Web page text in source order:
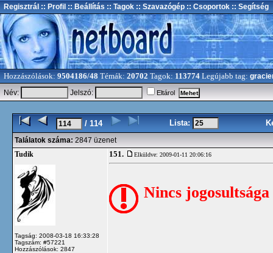
Regisztrál :: Profil :: Beállítás :: Tagok :: Szavazógép :: Csoportok :: Segítség
Hozzászólások: 9504186/48 Témák: 20702 Tagok: 113774 Legújabb tag:
Név:
Jelszó: Eltárol
/ 114 Lista:
Találatok száma: 2847 üzenet
Tudik
Tagság: 2008-03-18 16:33:28
Tagszám: #57221
Hozzászólások: 2847
151. Elküldve: 2009-01-11 20:06:16
Nincs